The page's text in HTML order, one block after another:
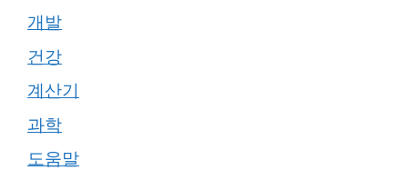
개발
건강
계산기
과학
도움말